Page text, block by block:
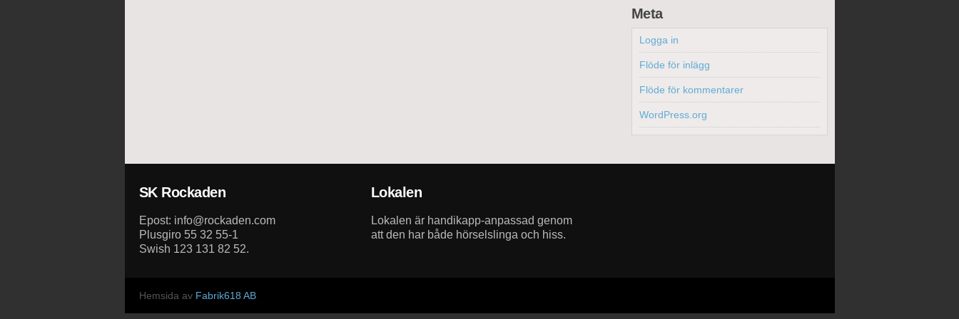
Meta
Logga in
Flöde för inlägg
Flöde för kommentarer
WordPress.org
SK Rockaden
Epost: info@rockaden.com
Plusgiro 55 32 55-1
Swish 123 131 82 52.
Lokalen
Lokalen är handikapp-anpassad genom
att den har både hörselslinga och hiss.
Hemsida av Fabrik618 AB